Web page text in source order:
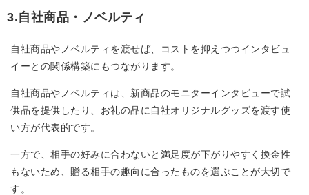
3.自社商品・ノベルティ
自社商品やノベルティを渡せば、コストを抑えつつインタビュ
イーとの関係構築にもつながります。
自社商品やノベルティは、新商品のモニターインタビューで試
供品を提供したり、お礼の品に自社オリジナルグッズを渡す使
い方が代表的です。
一方で、相手の好みに合わないと満足度が下がりやすく換金性
もないため、贈る相手の趣向に合ったものを選ぶことが大切で
す。